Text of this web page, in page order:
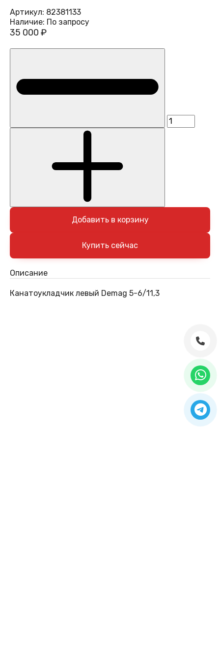
Артикул: 82381133
Наличие: По запросу
35 000 ₽
Добавить в корзину
Описание
Канатоукладчик левый Demag 5-6/11,3